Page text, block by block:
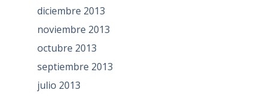
diciembre 2013
noviembre 2013
octubre 2013
septiembre 2013
julio 2013